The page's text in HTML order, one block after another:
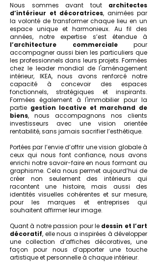
Nous sommes avant tout architectes
d’intérieur et décoratrices, animées par
la volonté de transformer chaque lieu en un
espace unique et harmonieux. Au fil des
années, notre expertise s’est étendue à
l’architecture commercialepour
accompagner aussi bien les particuliers que
les professionnels dans leurs projets. Formées
chez le leader mondial de l'aménagement
intérieur, IKEA, nous avons renforcé notre
capacité à concevoir des espaces
fonctionnels, stratégiques et inspirants.
Formées également à l'immobilier pour la
partie gestion locative et marchand de
biens, nous accompagnons nos clients
investisseurs avec une vision orientée
rentabilité, sans jamais sacrifier l’esthétique.
Portées par l’envie d’offrir une vision globale à
ceux qui nous font confiance, nous avons
enrichi notre savoir-faire en nous formant au
graphisme. Cela nous permet aujourd’hui de
créer non seulement des intérieurs qui
racontent une histoire, mais aussi des
identités visuelles cohérentes et sur mesure,
pour les marques et entreprises qui
souhaitent affirmer leur image.
Quant à notre passion pour le dessin et l’art
décoratif, elle nous a inspirées à développer
une collection d’affiches décoratives, une
façon pour nous d’apporter une touche
artistique et personnelle à chaque intérieur.